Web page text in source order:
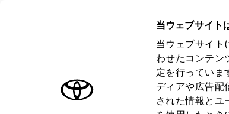
当ウェブサイト
当ウェブサイト(
わせたコンテン
定を行っていま
ディアや広告配
された情報とユ
オーナーサポート トピックス
トヨタ認定中古車